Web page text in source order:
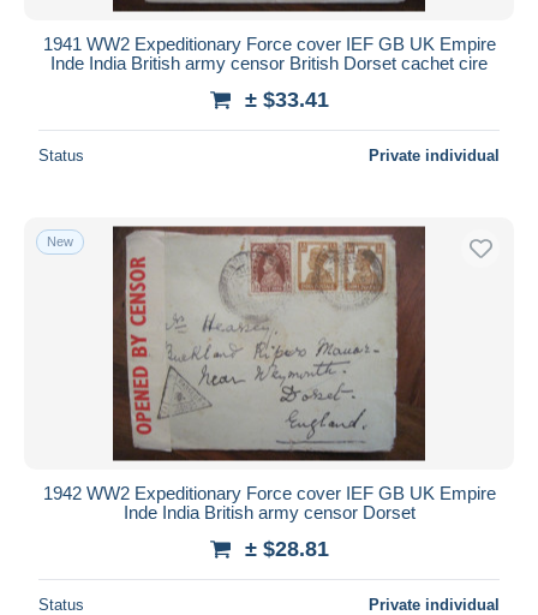
1941 WW2 Expeditionary Force cover IEF GB UK Empire
Inde India British army censor British Dorset cachet cire
± $33.41
Status Private individual
New
1942 WW2 Expeditionary Force cover IEF GB UK Empire
Inde India British army censor Dorset
± $28.81
Status Private individual